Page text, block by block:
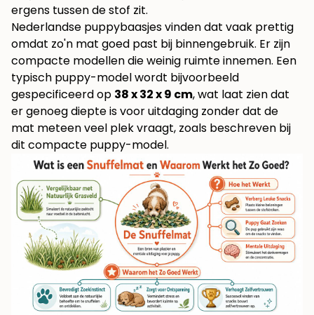
ergens tussen de stof zit.
Nederlandse puppybaasjes vinden dat vaak prettig
omdat zo'n mat goed past bij binnengebruik. Er zijn
compacte modellen die weinig ruimte innemen. Een
typisch puppy-model wordt bijvoorbeeld
gespecificeerd op 38 x 32 x 9 cm, wat laat zien dat
er genoeg diepte is voor uitdaging zonder dat de
mat meteen veel plek vraagt, zoals beschreven bij
dit compacte puppy-model.